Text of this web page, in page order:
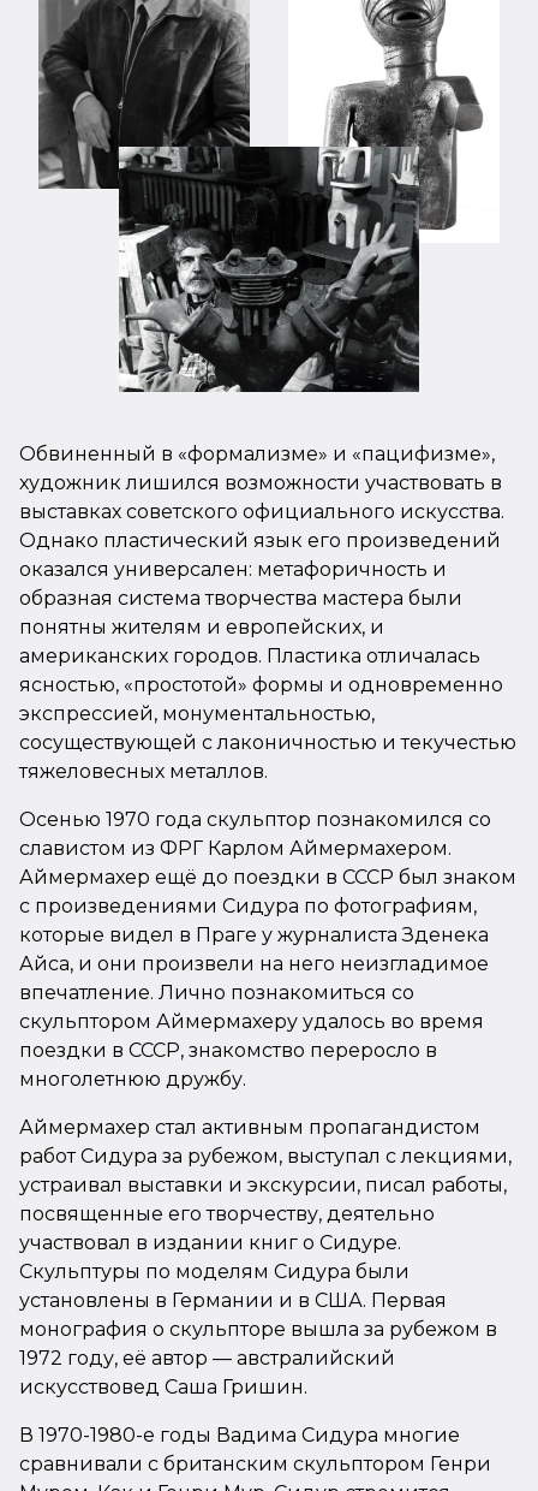
Обвиненный в «формализме» и «пацифизме»,
художник лишился возможности участвовать в
выставках советского официального искусства.
Однако пластический язык его произведений
оказался универсален: метафоричность и
образная система творчества мастера были
понятны жителям и европейских, и
американских городов. Пластика отличалась
ясностью, «простотой» формы и одновременно
экспрессией, монументальностью,
сосуществующей с лаконичностью и текучестью
тяжеловесных металлов.
Осенью 1970 года скульптор познакомился со
славистом из ФРГ Карлом Аймермахером.
Аймермахер ещё до поездки в СССР был знаком
с произведениями Сидура по фотографиям,
которые видел в Праге у журналиста Зденека
Айса, и они произвели на него неизгладимое
впечатление. Лично познакомиться со
скульптором Аймермахеру удалось во время
поездки в СССР, знакомство переросло в
многолетнюю дружбу.
Аймермахер стал активным пропагандистом
работ Сидура за рубежом, выступал с лекциями,
устраивал выставки и экскурсии, писал работы,
посвященные его творчеству, деятельно
участвовал в издании книг о Сидуре.
Скульптуры по моделям Сидура были
установлены в Германии и в США. Первая
монография о скульпторе вышла за рубежом в
1972 году, её автор — австралийский
искусствовед Саша Гришин.
В 1970-1980-е годы Вадима Сидура многие
сравнивали с британским скульптором Генри